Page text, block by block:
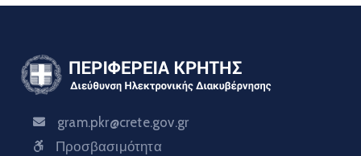
gram.pkr@crete.gov.gr
Προσβασιμότητα